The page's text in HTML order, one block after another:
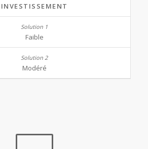
INVESTISSEMENT
Faible
Modéré